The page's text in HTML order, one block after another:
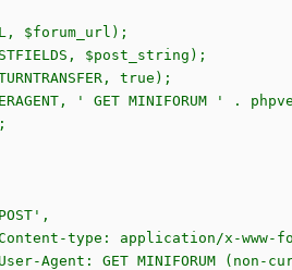
$forum_url);
$post_string);
true);
' GET MINIFORUM ' .
application/x-www-form-
(non-curl)